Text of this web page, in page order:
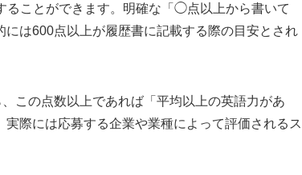
ることができます。明確な「◯点以上から書いて
は600点以上が履歴書に記載する際の目安とされ
この点数以上であれば「平均以上の英語力があ
際には応募する企業や業種によって評価されるス